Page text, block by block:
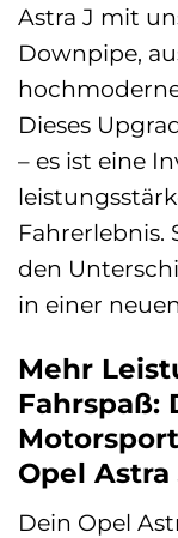
Astra J mit
Downpipe,
Dieses
– es ist eine
Fahrerlebnis.
den
in einer
Mehr
Fahrspaß:
Opel Astra
Dein Opel